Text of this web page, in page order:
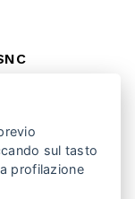
10060
sul tasto
profilazione